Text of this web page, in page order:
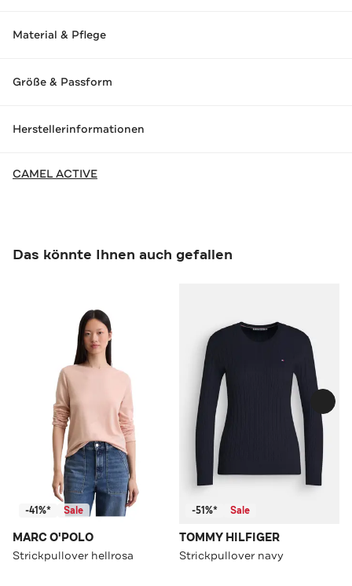
Material & Pflege
Größe & Passform
Herstellerinformationen
CAMEL ACTIVE
Das könnte Ihnen auch gefallen
-41%* Sale
MARC O'POLO
Strickpullover hellrosa
-51%* Sale
TOMMY HILFIGER
Strickpullover navy